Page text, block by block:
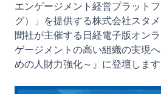
運営会社
セミナー
エンゲージメント経営プラット
グ）」を提供する株式会社スタ
聞社が主催する日経電子版オン
ゲージメントの高い組織の実現
めの人財力強化～』に登壇します